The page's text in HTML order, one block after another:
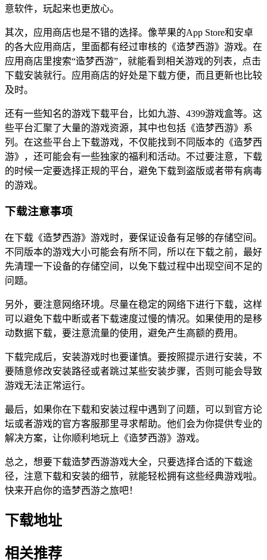
意软件，玩起来也更放心。
其次，应用商店也是不错的选择。像苹果的App Store和安卓
的各大应用商店，里面都有经过审核的《造梦西游》游戏。在
应用商店里搜索“造梦西游”，就能看到相关游戏的列表，点击
下载安装就行。应用商店的好处是下载方便，而且更新也比较
及时。
还有一些知名的游戏下载平台，比如九游、4399游戏盒等。这
些平台汇聚了大量的游戏资源，其中也包括《造梦西游》系
列。在这些平台上下载游戏，不仅能找到不同版本的《造梦西
游》，还可能会有一些独家的福利和活动。不过要注意，下载
的时候一定要选择正规的平台，避免下载到盗版或者带有病毒
的游戏。
下载注意事项
在下载《造梦西游》游戏时，要保证设备有足够的存储空间。
不同版本的游戏大小可能会有所不同，所以在下载之前，最好
先清理一下设备的存储空间，以免下载过程中出现空间不足的
问题。
另外，要注意网络环境。尽量在稳定的网络下进行下载，这样
可以避免下载中断或者下载速度过慢的情况。如果使用的是移
动数据下载，要注意流量的使用，避免产生高额的费用。
下载完成后，安装游戏时也要谨慎。要按照提示进行安装，不
要随意修改安装路径或者跳过某些安装步骤，否则可能会导致
游戏无法正常运行。
最后，如果你在下载和安装过程中遇到了问题，可以到官方论
坛或者游戏的官方客服那里寻求帮助。他们会为你提供专业的
解决方案，让你顺利地玩上《造梦西游》游戏。
总之，想要下载造梦西游游戏大全，只要选择合适的下载途
径，注意下载和安装的细节，就能轻松拥有这些经典游戏啦。
快来开启你的造梦西游之旅吧！
下载地址
相关推荐